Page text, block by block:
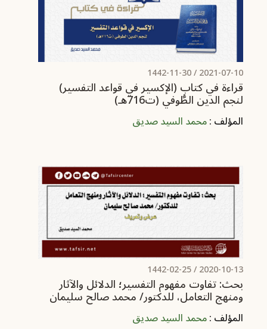
2021-07-10
/ 1442-11-30
قراءة في كتاب (الإكسير في قواعد التفسير)
لنجم الدين الطُّوفي (ت716هـ)
المؤلف :محمد السيد صديق
2020-10-13
/ 1442-02-25
بحث: تفاوت مفهوم التفسير؛ الدلائل والآثار
ومنهج التعامل، للدكتور/ محمد صالح سليمان
المؤلف :محمد السيد صديق